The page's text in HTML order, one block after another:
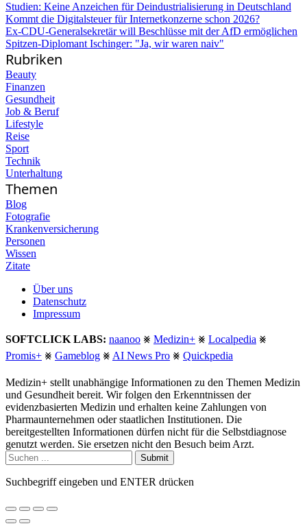
Studien: Keine Anzeichen für Deindustrialisierung in Deutschland
Kommt die Digitalsteuer für Internetkonzerne schon 2026?
Ex-CDU-Generalsekretär will Beschlüsse mit der AfD ermöglichen
Spitzen-Diplomant Ischinger: "Ja, wir waren naiv"
Rubriken
Beauty
Finanzen
Gesundheit
Job & Beruf
Lifestyle
Reise
Sport
Technik
Unterhaltung
Themen
Blog
Fotografie
Krankenversicherung
Personen
Wissen
Zitate
Über uns
Datenschutz
Impressum
SOFTCLICK LABS: naanoo ⨳ Medizin+ ⨳ Localpedia ⨳
Promis+ ⨳ Gameblog ⨳ AI News Pro ⨳ Quickpedia
Medizin+ stellt unabhängige Informationen zu den Themen Medizin
und Gesundheit bereit. Wir folgen den Erkenntnissen der
evidenzbasierten Medizin und erhalten keine Zahlungen von
Pharmaunternehmen oder staatlichen Institutionen. Die
bereitgestellten Informationen dürfen nicht für die Selbstdiagnose
genutzt werden. Sie ersetzen nicht den Besuch beim Arzt.
Submit
Suchbegriff eingeben und ENTER drücken